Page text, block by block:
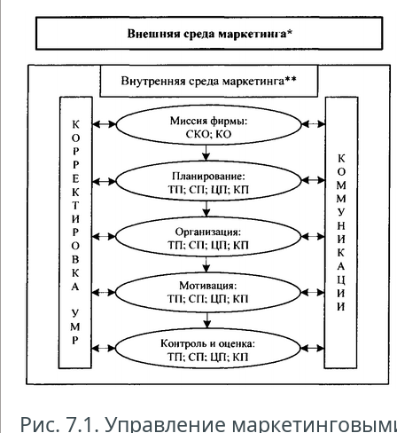
Рис. 7.1. Управление